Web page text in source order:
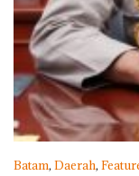
Batam, Daerah,